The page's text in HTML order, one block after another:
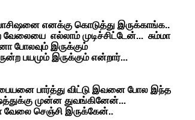
எனக்கு கொடுத்து இருக்காங்க..
எல்லாம் முடிச்சிட்டேன்... சும்மா
போலவும் இருக்கும்
பயமும் இருக்கும் என்றார்...
பார்த்து விட்டு இவனை போல இந்த
முன்ன துவங்கினேன்...
வேலை செஞ்சி இருக்கேன்..